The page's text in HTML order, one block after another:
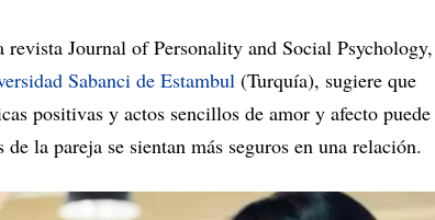
Journal of Personality and Social Psychology,
Sabanci de Estambul (Turquía), sugiere que
positivas y actos sencillos de amor y afecto puede
la pareja se sientan más seguros en una relación.